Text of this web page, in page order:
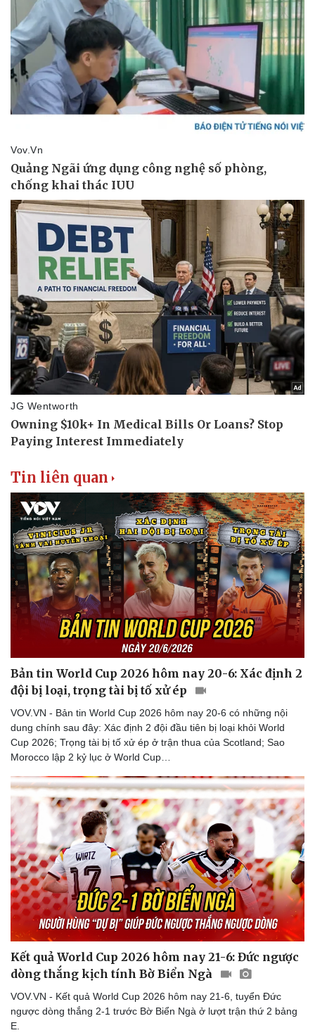
Thể thao
Bóng đá
Lịch thi đấu bóng đá
Thế giới thể thao
eSports
Hậu trường
Ô tô - Xe máy
Ô tô
Xe máy
Tư vấn
Tin liên quan
Bản tin World Cup 2026 hôm nay 20-6: Xác định 2
đội bị loại, trọng tài bị tố xử ép
VOV.VN - Bản tin World Cup 2026 hôm nay 20-6 có những nội
dung chính sau đây: Xác định 2 đội đầu tiên bị loại khỏi World
Cup 2026; Trọng tài bị tố xử ép ở trận thua của Scotland; Sao
Morocco lập 2 kỷ lục ở World Cup…
Kết quả World Cup 2026 hôm nay 21-6: Đức ngược
dòng thắng kịch tính Bờ Biển Ngà
VOV.VN - Kết quả World Cup 2026 hôm nay 21-6, tuyển Đức
ngược dòng thắng 2-1 trước Bờ Biển Ngà ở lượt trận thứ 2 bảng
E.